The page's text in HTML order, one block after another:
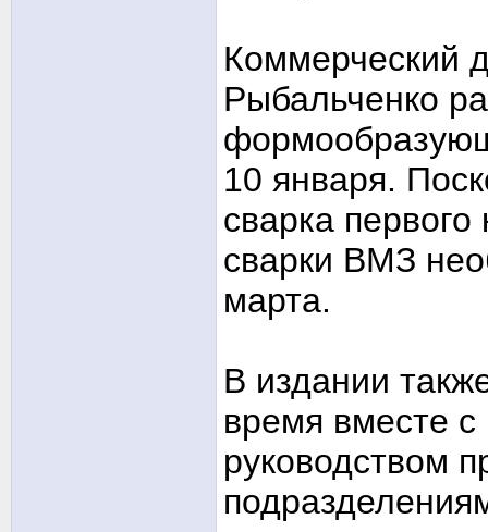
Коммерческий
Рыбальченко
10 января.
сварка
сварки ВМЗ
марта.
В издании
время вместе
руководством